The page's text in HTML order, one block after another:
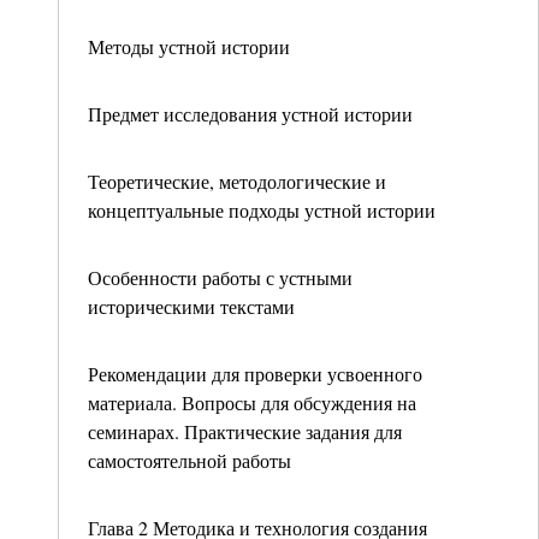
Методы устной истории
Предмет исследования устной истории
Теоретические, методологические и
концептуальные подходы устной истории
Особенности работы с устными
историческими текстами
Рекомендации для проверки усвоенного
материала. Вопросы для обсуждения на
семинарах. Практические задания для
самостоятельной работы
Глава 2 Методика и технология создания